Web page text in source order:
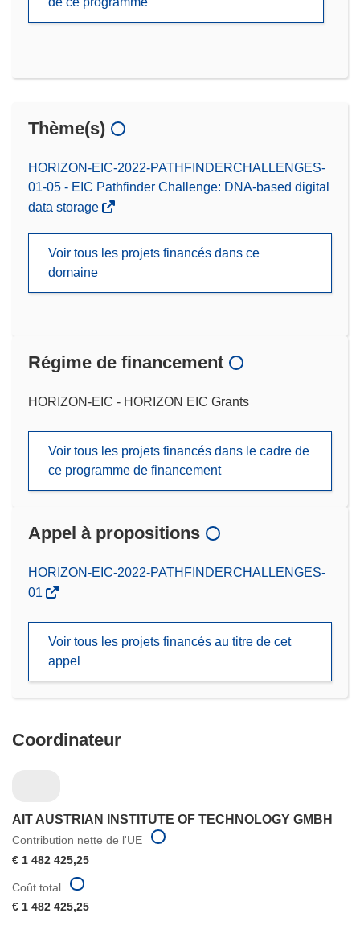
Thème(s)
HORIZON-EIC-2022-PATHFINDERCHALLENGES-
01-05 - EIC Pathfinder Challenge: DNA-based digital
data storage
Voir tous les projets financés dans ce
domaine
Régime de financement
HORIZON-EIC - HORIZON EIC Grants
Voir tous les projets financés dans le cadre de
ce programme de financement
Appel à propositions
(s’ouvre
dans
fenêtre)
HORIZON-EIC-2022-PATHFINDERCHALLENGES-
01
Voir tous les projets financés au titre de cet
appel
Coordinateur
AIT AUSTRIAN INSTITUTE OF TECHNOLOGY GMBH
Contribution nette de l'UE
€ 1 482 425,25
Coût total
€ 1 482 425,25